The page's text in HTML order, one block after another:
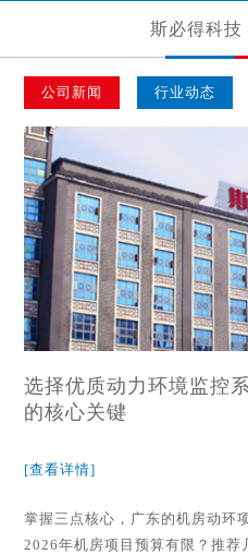
斯必得科技
公司新闻 行业动态
选择优质动力环境监控
的核心关键
[查看详情]